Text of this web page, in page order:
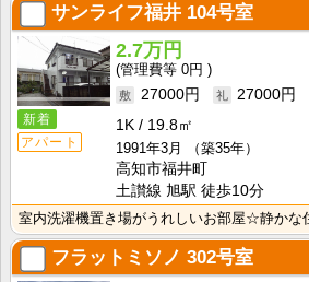
サンライフ福井 104号室
新着
アパート
2.7万円
0円
27000円
27000円
1K
19.8㎡
1991年3月
（築35年）
高知市福井町
土讃線 旭駅 徒歩10分
フラットミソノ 302号室